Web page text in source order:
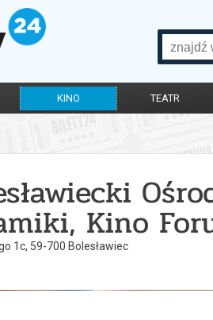
KINO TEATR
Kino
1c, 59-700 Bolesławiec